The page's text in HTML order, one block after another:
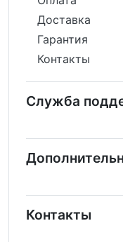
Доставка
Гарантия
Контакты
Служба
Контакты